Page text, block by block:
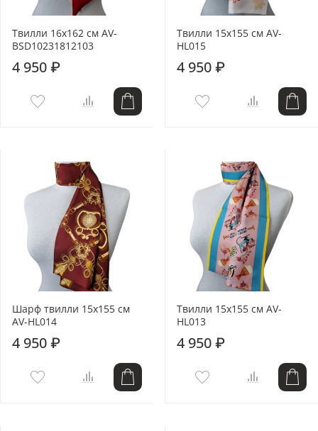
Твилли 16x162 см AV-
BSD10231812103
4 950 ₽
Твилли 15x155 см AV-
HL015
4 950 ₽
Шарф твилли 15x155 см
AV-HL014
4 950 ₽
Твилли 15x155 см AV-
HL013
4 950 ₽